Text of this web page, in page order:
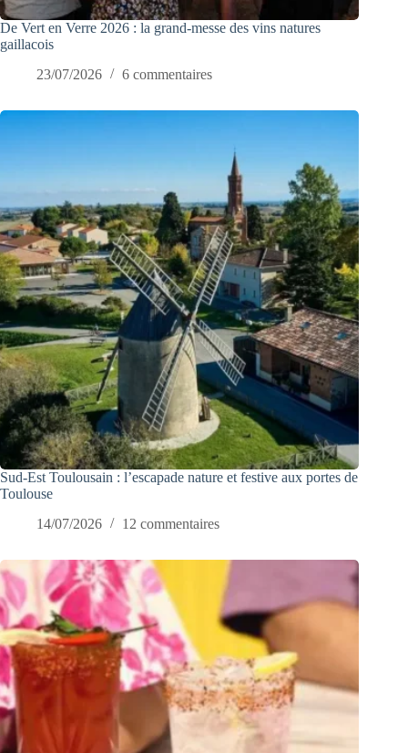
De Vert en Verre 2026 : la grand-messe des vins natures
gaillacois
23/07/2026
6 commentaires
Sud-Est Toulousain : l’escapade nature et festive aux portes de
Toulouse
14/07/2026
12 commentaires